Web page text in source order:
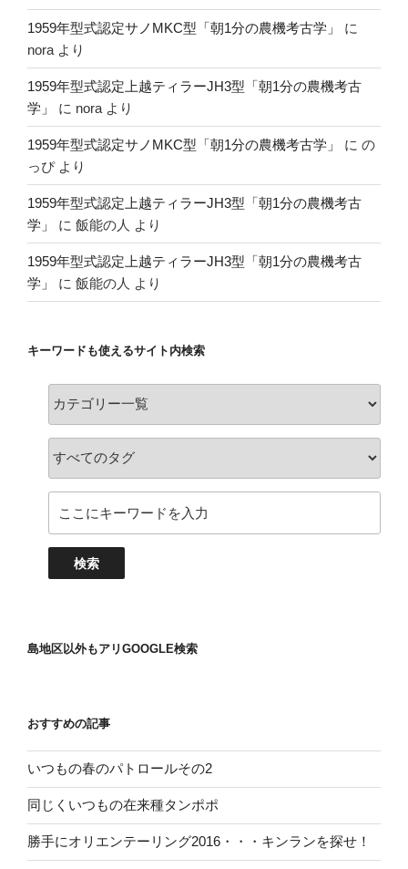
1959年型式認定サノMKC型「朝1分の農機考古学」
に
nora より
1959年型式認定上越ティラーJH3型「朝1分の農機考古
学」
に nora より
1959年型式認定サノMKC型「朝1分の農機考古学」 に の
っぴより
1959年型式認定上越ティラーJH3型「朝1分の農機考古
学」
に 飯能の人 より
1959年型式認定上越ティラーJH3型「朝1分の農機考古
学」
に 飯能の人 より
キーワードも使えるサイト内検索
島地区以外もアリGOOGLE検索
おすすめの記事
いつもの春のパトロールその2
同じくいつもの在来種タンポポ
勝手にオリエンテーリング2016・・・キンランを探せ！